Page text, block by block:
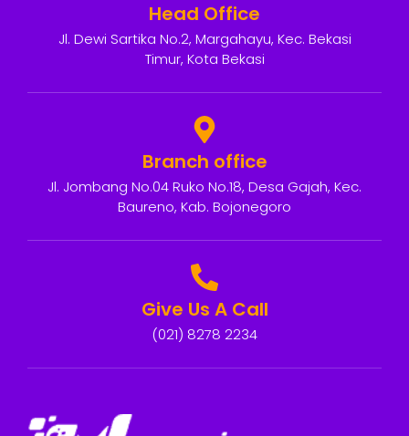
Head Office
Jl. Dewi Sartika No.2, Margahayu, Kec. Bekasi
Timur, Kota Bekasi
Branch office
Jl. Jombang No.04 Ruko No.18, Desa Gajah, Kec.
Baureno, Kab. Bojonegoro
Give Us A Call
(021) 8278 2234